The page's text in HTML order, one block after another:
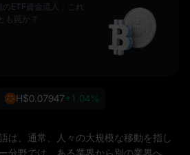
ETF資金流入：これ
も罠か？
H$0.07947+1.04%
は、通常、人々の大規模な移動を指し
分野では、ある業界から別の業界へ、